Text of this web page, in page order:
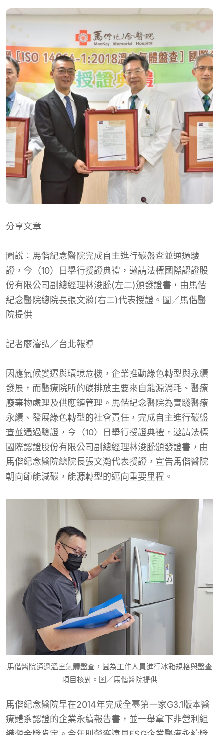
分享文章
圖說：馬偕紀念醫院完成自主進行碳盤查並通過驗
證，今（10）日舉行授證典禮，邀請法標國際認證股
份有限公司副總經理林浚騰(左二)頒發證書，由馬偕
紀念醫院總院長張文瀚(右二)代表授證。圖／馬偕醫
院提供
記者廖濬弘／台北報導
因應氣候變遷與環境危機，企業推動綠色轉型與永續
發展，而醫療院所的碳排放主要來自能源消耗、醫療
廢棄物處理及供應鏈管理。馬偕紀念醫院為實踐醫療
永續、發展綠色轉型的社會責任，完成自主進行碳盤
查並通過驗證，今（10）日舉行授證典禮，邀請法標
國際認證股份有限公司副總經理林浚騰頒發證書，由
馬偕紀念醫院總院長張文瀚代表授證，宣告馬偕醫院
朝向節能減碳，能源轉型的邁向重要里程。
馬偕醫院通過溫室氣體盤查，圖為工作人員進行冰箱規格與盤查
項目核對。圖／馬偕醫院提供
馬偕紀念醫院早在2014年完成全臺第一家G3.1版本醫
療體系認證的企業永續報告書，並一舉拿下非營利組